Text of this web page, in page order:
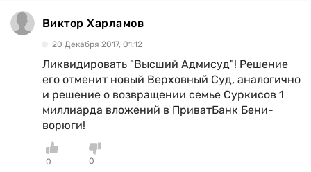
Виктор Харламов
20 Декабря 2017, 01:12
Ликвидировать "Высший Адмисуд"! Решение
его отменит новый Верховный Суд, аналогично
и решение о возвращении семье Суркисов 1
миллиарда вложений в ПриватБанк Бени-
ворюги!
0
0